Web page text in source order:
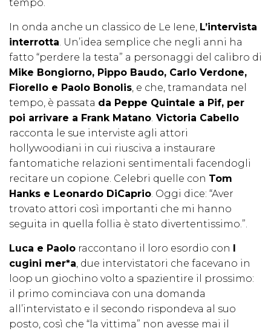
tempo.
In onda anche un classico de Le Iene, L’intervista
interrotta. Un’idea semplice che negli anni ha
fatto “perdere la testa” a personaggi del calibro di
Mike Bongiorno, Pippo Baudo, Carlo Verdone,
Fiorello e Paolo Bonolis, e che, tramandata nel
tempo, è passata da Peppe Quintale a Pif, per
poi arrivare a Frank Matano. Victoria Cabello
racconta le sue interviste agli attori
hollywoodiani in cui riusciva a instaurare
fantomatiche relazioni sentimentali facendogli
recitare un copione. Celebri quelle con Tom
Hanks e Leonardo DiCaprio. Oggi dice: “Aver
trovato attori così importanti che mi hanno
seguita in quella follia è stato divertentissimo.”.
Luca e Paolo raccontano il loro esordio con
cugini mer*a, due intervistatori che facevano in
loop un giochino volto a spazientire il prossimo:
il primo cominciava con una domanda
all’intervistato e il secondo rispondeva al suo
posto, così che “la vittima” non avesse mai il